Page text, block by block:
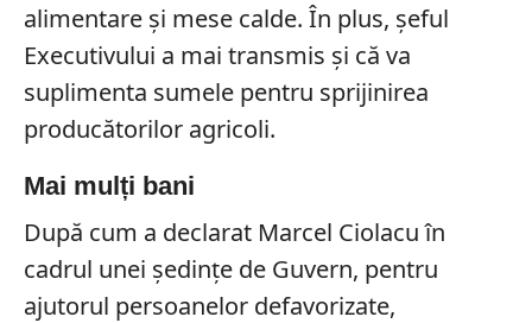
alimentare și mese calde. În plus, șeful
Executivului a mai transmis și că va
suplimenta sumele pentru sprijinirea
producătorilor agricoli.
Mai mulți bani
După cum a declarat Marcel Ciolacu în
cadrul unei ședințe de Guvern, pentru
ajutorul persoanelor defavorizate,